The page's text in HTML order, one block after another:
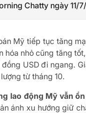
Chatty ngày 11/
Mỹ tiếp tục tăng
hóa nhỏ cũng tăng
USD đi ngang.
từ tháng 10.
lao động Mỹ vẫn
ánh xu hướng giữ